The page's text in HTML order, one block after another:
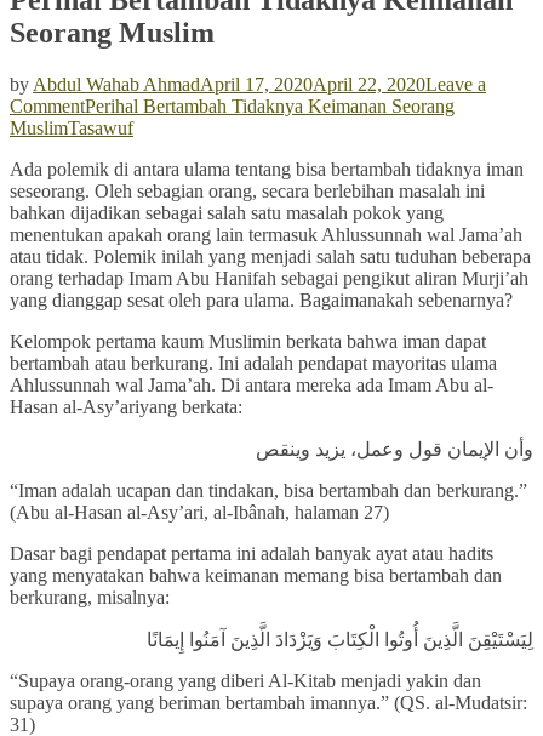
Seorang Muslim
by Abdul Wahab AhmadApril 17, 2020April 22, 2020Leave a
CommentPerihal Bertambah Tidaknya Keimanan Seorang
MuslimTasawuf
Ada polemik di antara ulama tentang bisa bertambah tidaknya iman
seseorang. Oleh sebagian orang, secara berlebihan masalah ini
bahkan dijadikan sebagai salah satu masalah pokok yang
menentukan apakah orang lain termasuk Ahlussunnah wal Jama’ah
atau tidak. Polemik inilah yang menjadi salah satu tuduhan beberapa
orang terhadap Imam Abu Hanifah sebagai pengikut aliran Murji’ah
yang dianggap sesat oleh para ulama. Bagaimanakah sebenarnya?
Kelompok pertama kaum Muslimin berkata bahwa iman dapat
bertambah atau berkurang. Ini adalah pendapat mayoritas ulama
Ahlussunnah wal Jama’ah. Di antara mereka ada Imam Abu al-
Hasan al-Asy’ariyang berkata:
وأن الإيمان قول وعمل، يزيد وينقص
“Iman adalah ucapan dan tindakan, bisa bertambah dan berkurang.”
(Abu al-Hasan al-Asy’ari, al-Ibânah, halaman 27)
Dasar bagi pendapat pertama ini adalah banyak ayat atau hadits
yang menyatakan bahwa keimanan memang bisa bertambah dan
berkurang, misalnya:
لِيَسْتَيْقِنَ الَّذِينَ أُوتُوا الْكِتَابَ وَيَزْدَادَ الَّذِينَ آمَنُوا إِيمَانًا
“Supaya orang-orang yang diberi Al-Kitab menjadi yakin dan
supaya orang yang beriman bertambah imannya.” (QS. al-Mudatsir:
31)